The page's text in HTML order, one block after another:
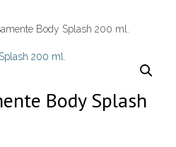
Body Splash 200 ml.
Body Splash